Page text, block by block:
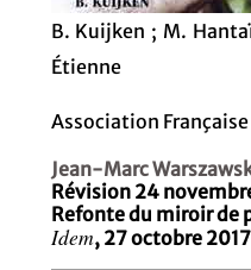
B. Kuijken ; M.
Étienne
Association
Jean-Marc
Révision 24
Refonte du miroir de
Idem, 27 octobre